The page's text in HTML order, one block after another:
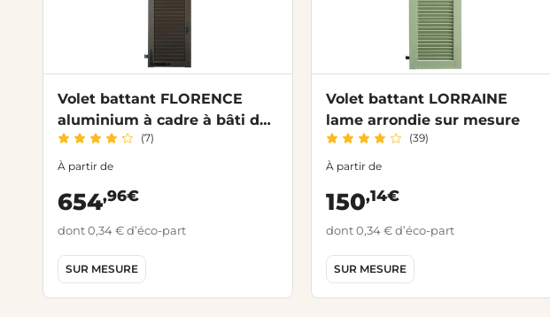
Volet battant FLORENCE
aluminium à cadre à bâti de
rénovation sur mesure
(7)
À partir de
654,96€
dont 0,34 € d’éco-part
SUR MESURE
Volet battant LORRAINE
lame arrondie sur mesure
(39)
À partir de
150,14€
dont 0,34 € d’éco-part
SUR MESURE